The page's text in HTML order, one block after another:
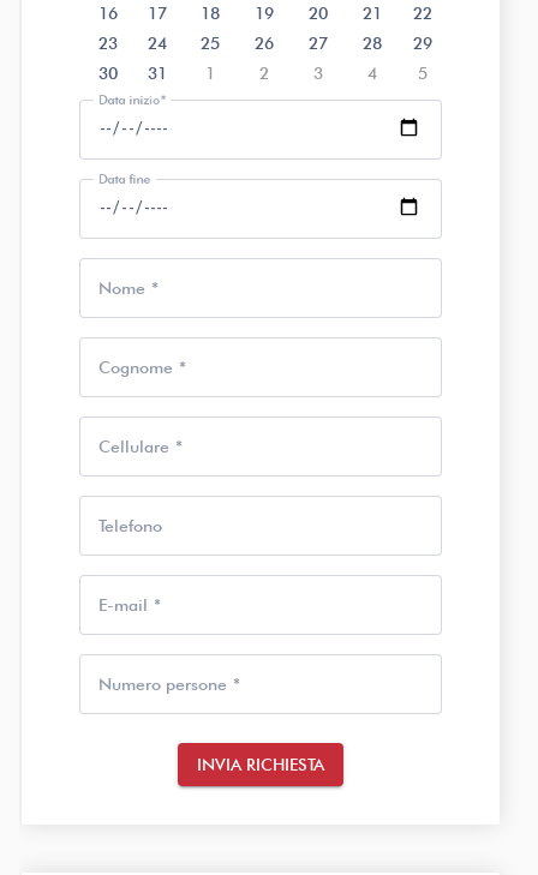
16 17 18 19 20 21
22
23
24 25 26 27 28
29
30
31 1 2 3 4 5
Data inizio
Data fine
Nome
Cognome
Cellulare
Telefono
E-mail
Numero persone
INVIA RICHIESTA